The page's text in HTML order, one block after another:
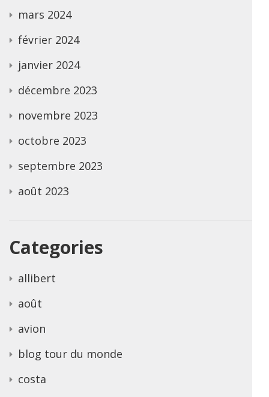
mars 2024
février 2024
janvier 2024
décembre 2023
novembre 2023
octobre 2023
septembre 2023
août 2023
Categories
allibert
août
avion
blog tour du monde
costa